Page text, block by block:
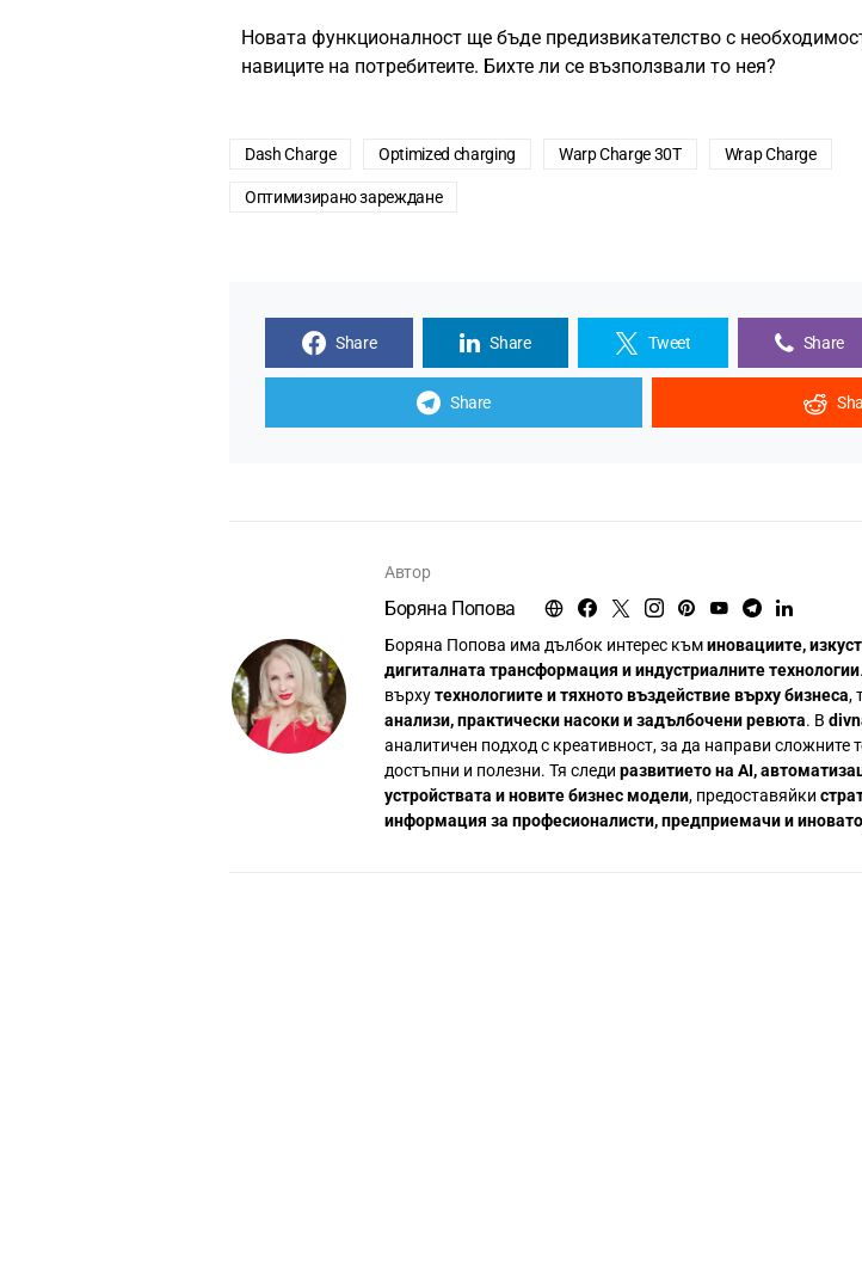
Новата функционалност ще бъде предизвикателство с
навиците на потребитеите. Бихте ли се възползвали то нея?
Dash Charge Optimized charging Warp Charge 30T Wrap Charge
Оптимизирано зареждане
Share Share Tweet Share
Share
Автор
Боряна Попова
Боряна Попова има дълбок интерес къминовациите,
дигиталната трансформация и индустриалните технологии
върхутехнологиите и тяхното въздействие върху бизнеса,
анализи, практически насоки и задълбочени ревюта. В
аналитичен подход с креативност, за да направи сложните
достъпни и полезни. Тя следи развитието на AI,
устройствата и новите бизнес модели, предоставяйки
информация за професионалисти, предприемачи и